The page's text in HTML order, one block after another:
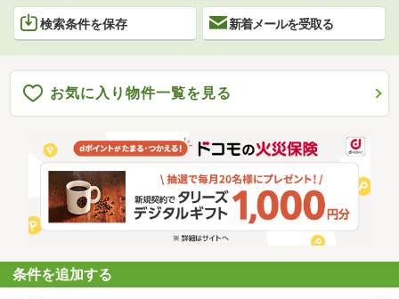
検索条件を保存 新着メールを受取る
お気に入り物件一覧を見る
条件を追加する